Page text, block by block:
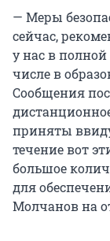
— Меры
сейчас,
у нас в
числе в
Сообщения
приняты
течение вот
большое
для
Молчанов на